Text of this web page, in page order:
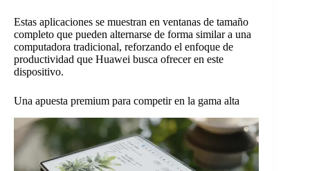
Estas aplicaciones se muestran en ventanas de tamaño
completo que pueden alternarse de forma similar a una
computadora tradicional, reforzando el enfoque de
productividad que Huawei busca ofrecer en este
dispositivo.
Una apuesta premium para competir en la gama alta